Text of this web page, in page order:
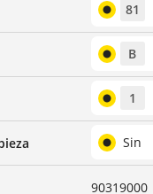
81
B
1
Sin
90319000